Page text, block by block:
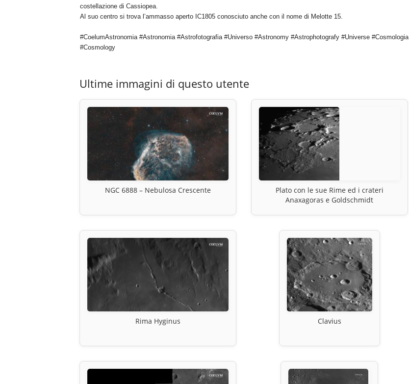
costellazione di Cassiopea.
Al suo centro si trova l’ammasso aperto IC1805 conosciuto anche con il nome di Melotte 15.
#CoelumAstronomia #Astronomia #Astrofotografia #Universo #Astronomy #Astrophotografy #Universe #Cosmologia
#Cosmology
Ultime immagini di questo utente
NGC 6888 – Nebulosa Crescente
Plato con le sue Rime ed i crateri
Anaxagoras e Goldschmidt
Rima Hyginus Clavius